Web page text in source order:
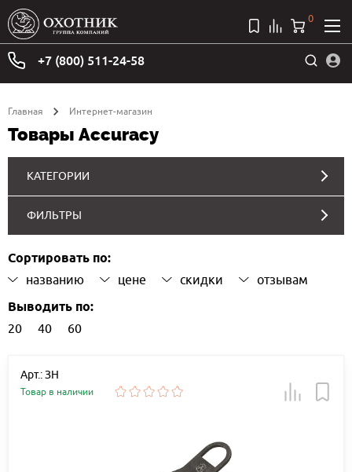
+7 (800) 511-24-58
0
Главная Интернет-магазин
Товары Accuracy
КАТЕГОРИИ
ФИЛЬТРЫ
Сортировать по:
названию цене скидки отзывам
Выводить по:
20 40 60
Арт.: ЗН
Товар в наличии